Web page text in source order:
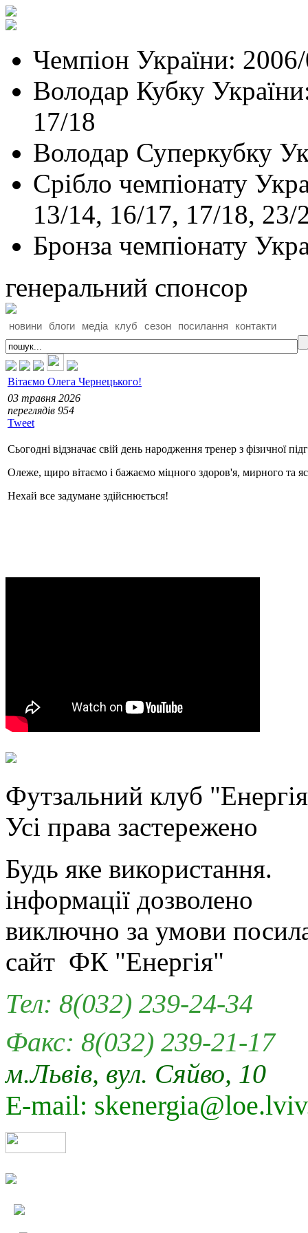
Чемпіон України:
Володар Кубку
17/18
Володар Суперкубку
Срібло чемпіонату
13/14, 16/17, 17/18, 23/
Бронза чемпіонату
генеральний спонсор
новини блоги медіа клуб сезон посилання контакти
Вітаємо Олега Чернецького!
03 травня 2026
переглядiв 954
Tweet
Сьогодні відзначає свій день народження тренер з фізичної
Олеже, щиро вітаємо і бажаємо міцного здоров'я, мирного та
Нехай все задумане здійснюється!
Футзальний клуб
Усi права застережено
Будь яке використання.
iнформацiї дозволено
виключно за умови
сайт ФК "Енергія"
Тел: 8(032) 239-24-34
Факс: 8(032) 239-21-17
м.Львів, вул. Сяйво, 10
E-mail: